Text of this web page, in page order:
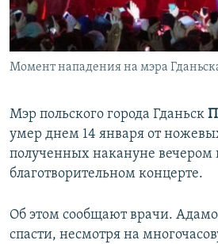
ПОБЕДИТЕЛЕЙ НЕ СУДЯТ?
КРЫМ.НЕПОКОРЕННЫЙ
ELIFBE
ПРИСОЕДИНЯЙТЕСЬ!
Все сайты RFE/RL
Момент нападения на мэра
Мэр польского города Гданьск
умер днем 14 января от
полученных накануне вечером
благотворительном концерте.
Об этом сообщают врачи.
спасти, несмотря на